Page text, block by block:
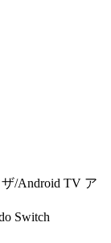
/Android TV ア
Switch